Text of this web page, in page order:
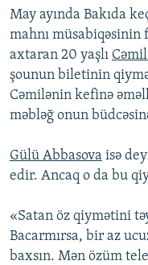
May ayında Bakıda
mahnı müsabiqəsinin
axtaran 20 yaşlı
şounun biletinin
Cəmilənin kefinə
məbləğ onun
Gülü Abbasova isə
edir. Ancaq o da bu
«Satan öz qiymətini
Bacarmırsa, bir az
baxsın. Mən özüm